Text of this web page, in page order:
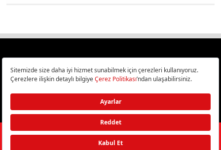
Türkiye
Bilişim ve Teknoloji Haberleri CHIP Online’da!
©2026Doğan Burda Dergi Yayıncılık ve Pazarlama A.Ş./ Tüm hakları
saklıdır.